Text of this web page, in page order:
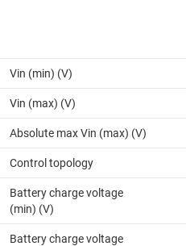
Vin (min) (V)
Vin (max) (V)
Absolute max Vin (max) (V)
Control topology
Battery charge voltage
(min) (V)
Battery charge voltage